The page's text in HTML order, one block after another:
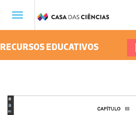
Toggle
RECURSOS EDUCATIVOS